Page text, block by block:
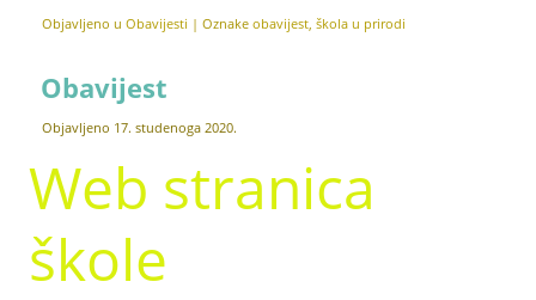
Objavljeno u Obavijesti |Oznake obavijest,škola u prirodi
Obavijest
Objavljeno 17. studenoga 2020.
Web stranica
škole